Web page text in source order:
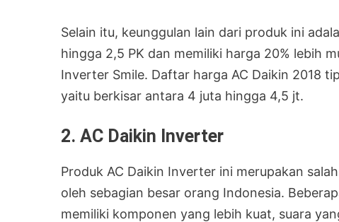
Selain itu, keunggulan lain dari produk ini
hingga 2,5 PK dan memiliki harga 20% lebih
Inverter Smile. Daftar harga AC Daikin 2018
yaitu berkisar antara 4 juta hingga 4,5 jt.
2. AC Daikin Inverter
Produk AC Daikin Inverter ini merupakan
oleh sebagian besar orang Indonesia.
memiliki komponen yang lebih kuat, suara